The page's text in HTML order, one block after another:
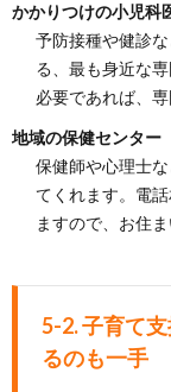
かかりつけの小児科
予防接種や健診
る、最も身近な
必要であれば、
地域の保健センター
保健師や心理士
てくれます。電
ますので、お住
5-2. 子育て
るのも一手